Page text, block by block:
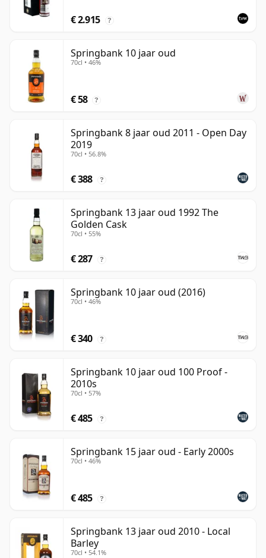
€ 2.915 ?
Springbank 10 jaar oud
70cl • 46%
€ 58 ?
Springbank 8 jaar oud 2011 - Open Day
2019
70cl • 56.8%
€ 388 ?
Springbank 13 jaar oud 1992 The
Golden Cask
70cl • 55%
€ 287 ?
Springbank 10 jaar oud (2016)
70cl • 46%
€ 340 ?
Springbank 10 jaar oud 100 Proof -
2010s
70cl • 57%
€ 485 ?
Springbank 15 jaar oud - Early 2000s
70cl • 46%
€ 485 ?
Springbank 13 jaar oud 2010 - Local
Barley
70cl • 54.1%